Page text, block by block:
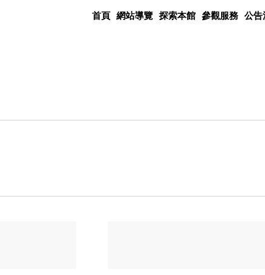
首頁 網站導覽 探索本館 參觀服務 公告